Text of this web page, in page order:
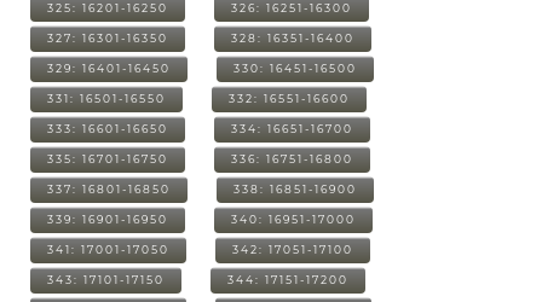
325: 16201-16250 326: 16251-16300
327: 16301-16350 328: 16351-16400
329: 16401-16450 330: 16451-16500
331: 16501-16550 332: 16551-16600
333: 16601-16650 334: 16651-16700
335: 16701-16750 336: 16751-16800
337: 16801-16850 338: 16851-16900
339: 16901-16950 340: 16951-17000
341: 17001-17050 342: 17051-17100
343: 17101-17150 344: 17151-17200